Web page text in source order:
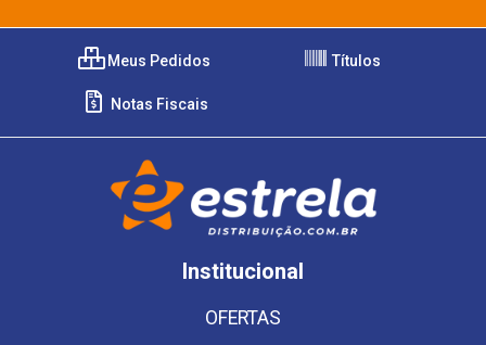
Meus Pedidos Títulos
Notas Fiscais
Institucional
OFERTAS